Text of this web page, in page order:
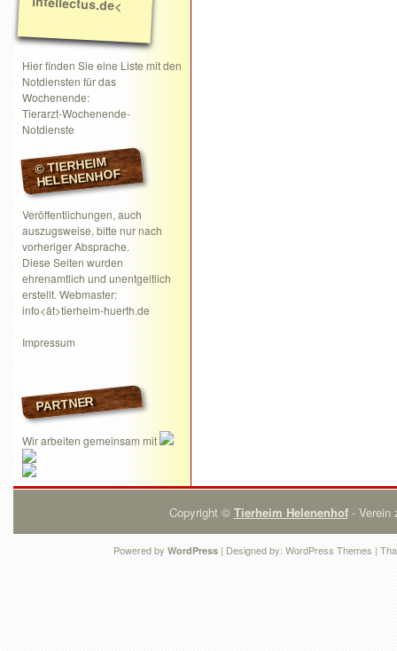
Hier finden Sie eine Liste mit den
Notdiensten für das
Wochenende:
Tierarzt-Wochenende-
Notdienste
© TIERHEIM
HELENENHOF
Veröffentlichungen, auch
auszugsweise, bitte nur nach
vorheriger Absprache.
Diese Seiten wurden
ehrenamtlich und unentgeltlich
erstellt. Webmaster:
info<ät>tierheim-huerth.de
Impressum
PARTNER
Wir arbeiten gemeinsam mit
Copyright © Tierheim Helenenhof- Verein
Powered by WordPress | Designed by: WordPress Themes |